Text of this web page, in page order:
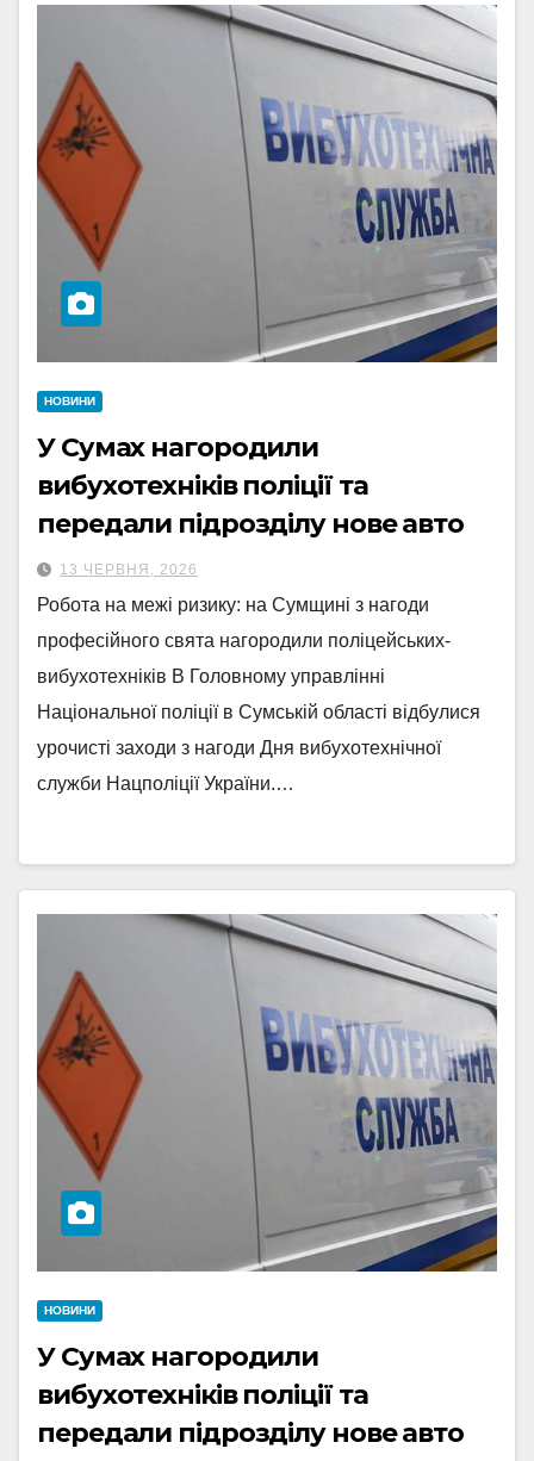
НОВИНИ
У Сумах нагородили
вибухотехніків поліції та
передали підрозділу нове авто
13 ЧЕРВНЯ, 2026
Робота на межі ризику: на Сумщині з нагоди
професійного свята нагородили поліцейських-
вибухотехніків В Головному управлінні
Національної поліції в Сумській області відбулися
урочисті заходи з нагоди Дня вибухотехнічної
служби Нацполіції України.…
НОВИНИ
У Сумах нагородили
вибухотехніків поліції та
передали підрозділу нове авто